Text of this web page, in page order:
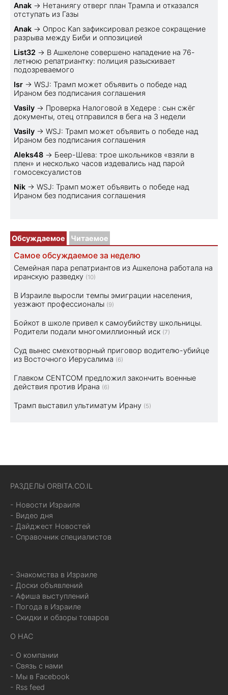
Anak → Нетаниягу отверг план Трампа и отказался
отступать из Газы
Anak → Опрос Kan зафиксировал резкое сокращение
разрыва между Биби и оппозицией
List32 → В Ашкелоне совершено нападение на 76-
летнюю репатриантку: полиция разыскивает
подозреваемого
Isr → WSJ: Трамп может объявить о победе над
Ираном без подписания соглашения
Vasily → Проверка Налоговой в Хедере : сын сжёг
документы, отец отправился в бега на 3 недели
Vasily → WSJ: Трамп может объявить о победе над
Ираном без подписания соглашения
Aleks48 → Беер-Шева: трое школьников «взяли в
плен» и несколько часов издевались над парой
гомосексуалистов
Nik → WSJ: Трамп может объявить о победе над
Ираном без подписания соглашения
Обсуждаемое Читаемое
Самое обсуждаемое за неделю
Семейная пара репатриантов из Ашкелона работала на
иранскую разведку (10)
В Израиле выросли темпы эмиграции населения,
уезжают профессионалы (9)
Бойкот в школе привел к самоубийству школьницы.
Родители подали многомиллионный иск (7)
Суд вынес смехотворный приговор водителю-убийце
из Восточного Иерусалима (6)
Главком CENTCOM предложил закончить военные
действия против Ирана (6)
Трамп выставил ультиматум Ирану (5)
РАЗДЕЛЫ ORBITA.CO.IL
- Новости Израиля
- Видео дня
- Дайджест Новостей
- Справочник специалистов
- Знакомства в Израиле
- Доски объявлений
- Афиша выступлений
- Погода в Израиле
- Скидки и обзоры товаров
О НАС
- О компании
- Связь с нами
- Мы в Facebook
- Rss feed